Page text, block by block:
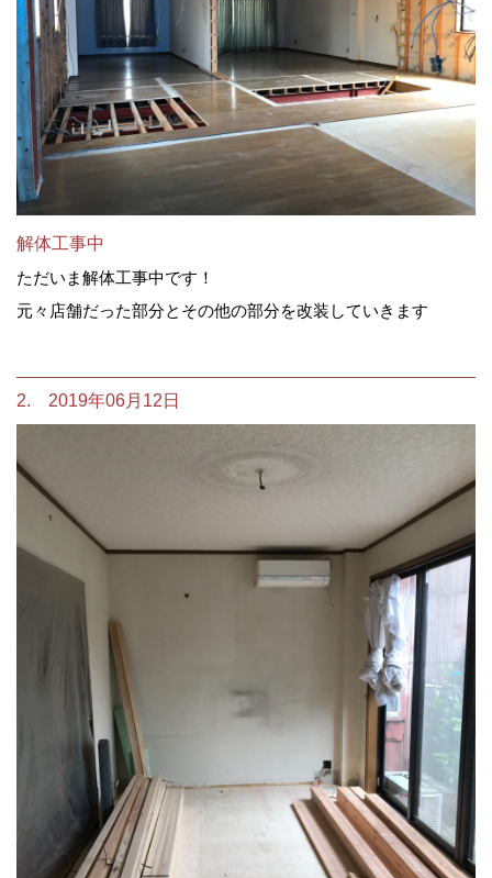
解体工事中
ただいま解体工事中です！
元々店舗だった部分とその他の部分を改装していきます
2. 2019年06月12日